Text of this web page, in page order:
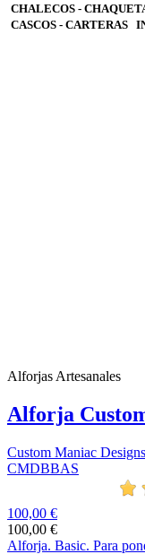
CHALECOS -
CASCOS - CARTERAS
Alforjas Artesanales
Alforja
Custom Maniac Designs
CMDBBAS
100,00 €
100,00 €
Alforja. Basic. Para